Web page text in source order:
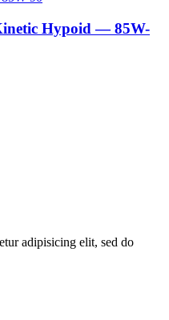
Hypoid — 85W-
adipisicing elit, sed do